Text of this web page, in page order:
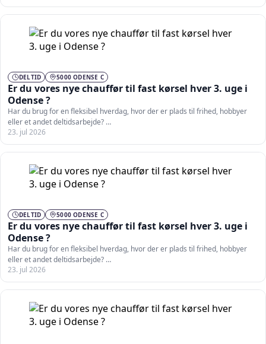
DELTID 5000 ODENSE C
Er du vores nye chauffør til fast kørsel hver 3. uge i
Odense ?
Har du brug for en fleksibel hverdag, hvor der er plads til frihed, hobbyer
eller et andet deltidsarbejde? …
23. jul 2026
DELTID 5000 ODENSE C
Er du vores nye chauffør til fast kørsel hver 3. uge i
Odense ?
Har du brug for en fleksibel hverdag, hvor der er plads til frihed, hobbyer
eller et andet deltidsarbejde? …
23. jul 2026